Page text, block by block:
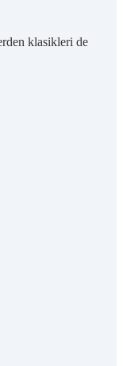
klasikleri de